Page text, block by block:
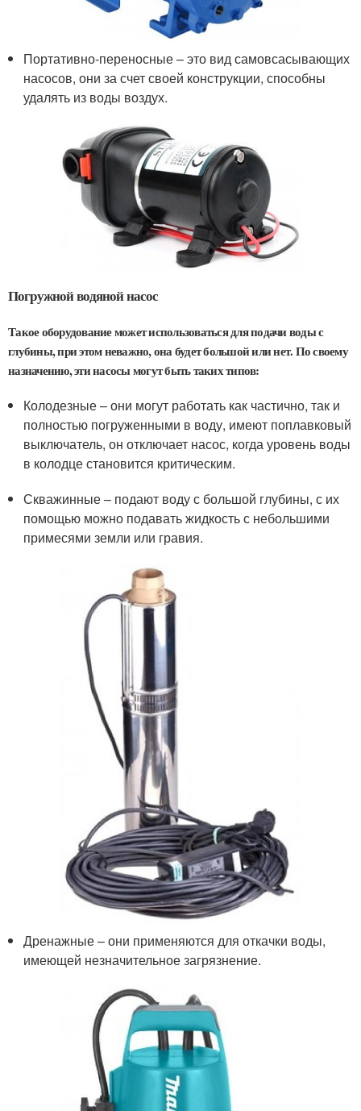
Портативно-переносные – это вид самовсасывающих
насосов, они за счет своей конструкции, способны
удалять из воды воздух.
Погружной водяной насос
Такое оборудование может использоваться для подачи воды с
глубины, при этом неважно, она будет большой или нет. По своему
назначению, эти насосы могут быть таких типов:
Колодезные – они могут работать как частично, так и
полностью погруженными в воду, имеют поплавковый
выключатель, он отключает насос, когда уровень воды
в колодце становится критическим.
Скважинные – подают воду с большой глубины, с их
помощью можно подавать жидкость с небольшими
примесями земли или гравия.
Дренажные – они применяются для откачки воды,
имеющей незначительное загрязнение.